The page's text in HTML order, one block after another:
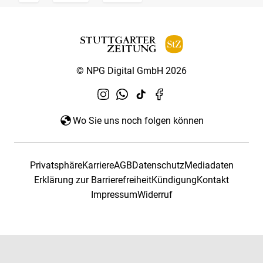
© NPG Digital GmbH 2026
Wo Sie uns noch folgen können
PrivatsphäreKarriereAGBDatenschutzMediadaten
Erklärung zur BarrierefreiheitKündigungKontakt
ImpressumWiderruf